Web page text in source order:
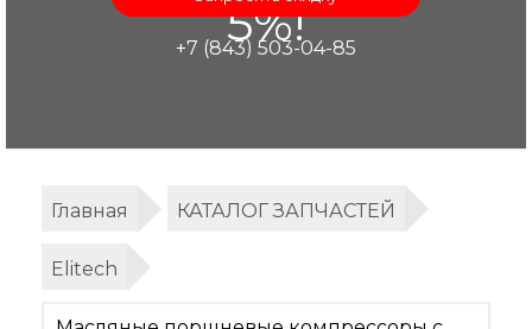
5%!
+7 (843) 503-04-85
Главная КАТАЛОГ ЗАПЧАСТЕЙ
Elitech